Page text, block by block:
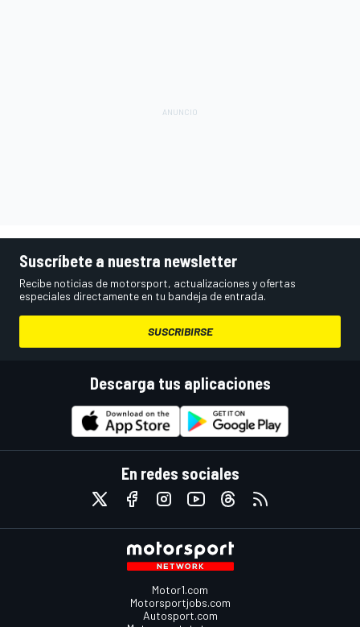
Suscríbete a nuestra newsletter
Recibe noticias de motorsport, actualizaciones y ofertas
especiales directamente en tu bandeja de entrada.
SUSCRIBIRSE
Descarga tus aplicaciones
En redes sociales
Motor1.com
Motorsportjobs.com
Autosport.com